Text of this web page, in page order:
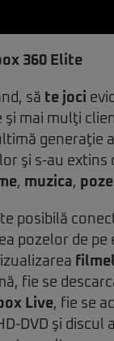
360 Elite
să te joci
şi mai mulţi
generaţie
şi s-au extins
, muzica, poze
posibilă
pozelor de pe
fie se
Live, fie se
DVD şi discul